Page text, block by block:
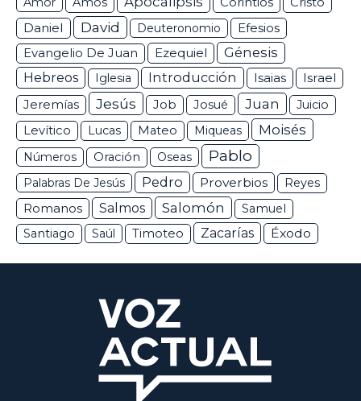
Daniel David Deuteronomio Efesios
Evangelio De Juan Ezequiel
Génesis
Hebreos
Iglesia Introducción Isaias Israel
Jeremías Jesús Job Josué Juan
Juicio
Levítico
Lucas Mateo Miqueas Moisés
Números Oración Oseas Pablo
Palabras De Jesús Pedro Proverbios Reyes
Romanos Salmos Salomón
Samuel
Santiago
Saúl Timoteo Zacarías Éxodo